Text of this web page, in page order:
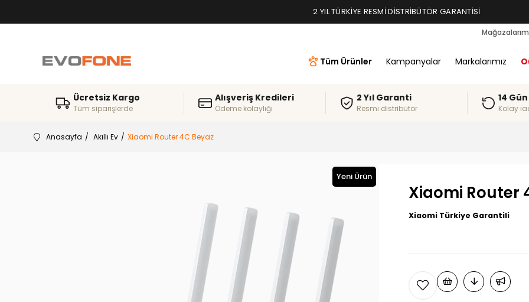
2 YIL TÜRKIYE RESMI DISTRIBÜTÖR GARANTISI
Tüm Ürünler Kampanyalar Markalarımız
Ücretsiz Kargo
Tüm siparişlerde
Alışveriş Kredileri
Ödeme kolaylığı
2 Yıl Garanti
Resmi distribütör
14
Kolay
Anasayfa Akıllı Ev Xiaomi Router 4C Beyaz
Yeni Ürün
Xiaomi Router
Xiaomi Türkiye Garantili